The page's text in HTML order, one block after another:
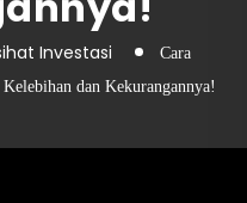
Investasi
Cara
dan Kekurangannya!